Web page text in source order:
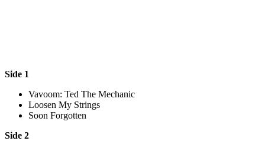
Side 1
Vavoom: Ted The Mechanic
Loosen My Strings
Soon Forgotten
Side 2